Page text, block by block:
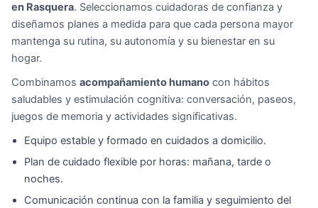
en Rasquera. Seleccionamos cuidadoras de confianza y
diseñamos planes a medida para que cada persona mayor
mantenga su rutina, su autonomía y su bienestar en su
hogar.
Combinamos acompañamiento humano con hábitos
saludables y estimulación cognitiva: conversación, paseos,
juegos de memoria y actividades significativas.
Equipo estable y formado en cuidados a domicilio.
Plan de cuidado flexible por horas: mañana, tarde o
noches.
Comunicación continua con la familia y seguimiento del